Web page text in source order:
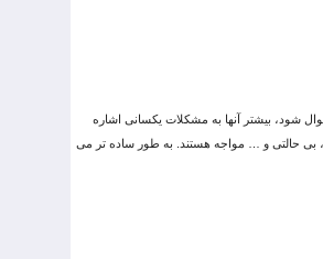
شود، بیشتر آنها به مشکلات یکسانی اشاره
بی حالتی و … مواجه هستند. به طور ساده تر می